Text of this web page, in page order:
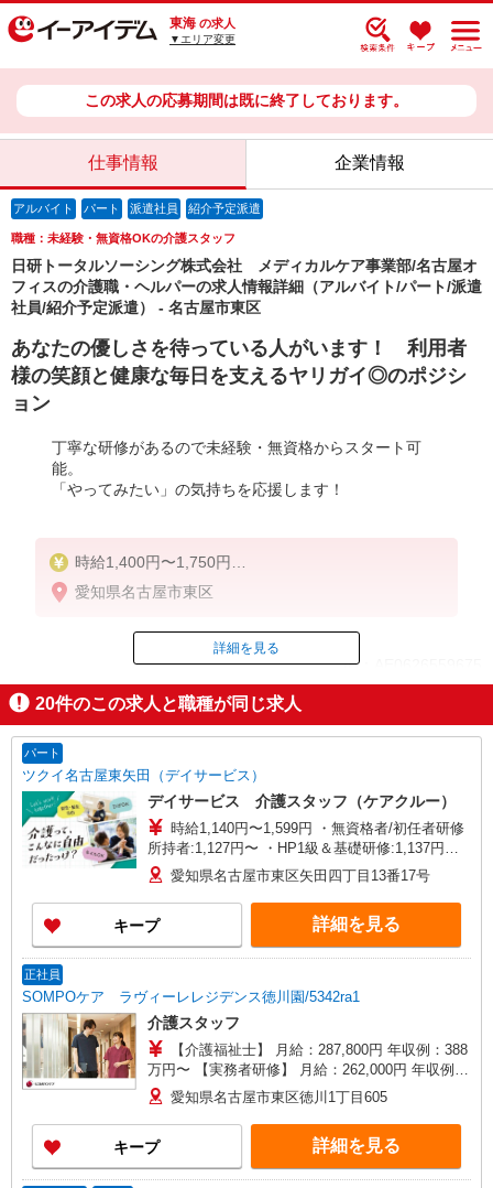
東海 の求人
▼エリア変更
この求人の応募期間は既に終了しております。
仕事情報 企業情報
アルバイト パート 派遣社員 紹介予定派遣
職種：未経験・無資格OKの介護スタッフ
日研トータルソーシング株式会社 メディカルケア事業部/名古屋オ
フィスの介護職・ヘルパーの求人情報詳細（アルバイト/パート/派遣
社員/紹介予定派遣） - 名古屋市東区
あなたの優しさを待っている人がいます！ 利用者
様の笑顔と健康な毎日を支えるヤリガイ◎のポジシ
ョン
丁寧な研修があるので未経験・無資格からスタート可
能。
「やってみたい」の気持ちを応援します！
時給1,400円〜1,750円
★週払いOK（規定あり）
愛知県名古屋市東区
ID：AE0626559675
掲載期間終了
詳細を見る
20件のこの求人と職種が同じ求人
パート
ツクイ名古屋東矢田（デイサービス）
デイサービス 介護スタッフ（ケアクルー）
時給1,140円〜1,599円 ・無資格者/初任者研修
所持者:1,127円〜 ・HP1級＆基礎研修:1,137円〜
・実務者:1,147円〜 ・介護福祉士:1,157円〜 ★土
日祝日は時給100円アップ！ ※給与幅は資格・経
験等による
愛知県名古屋市東区矢田四丁目13番17号
キープ 詳細を見る
正社員
SOMPOケア ラヴィーレレジデンス徳川園/5342ra1
介護スタッフ
【介護福祉士】 月給：287,800円 年収例：388
万円〜 【実務者研修】 月給：262,000円 年収例：
355万円〜 【初任者研修】 月給：246,300円 年収
例：334万円〜 ※職務手当、働きがい向上手当、
日祝手当（月平均2回分）、夜勤手当（月平均5回
分）等、毎月平均的に支払われる手当を含みま
す。 ※介護福祉士のみ、特別職務手当も含む ◎残
愛知県名古屋市東区徳川1丁目605
キープ 詳細を見る